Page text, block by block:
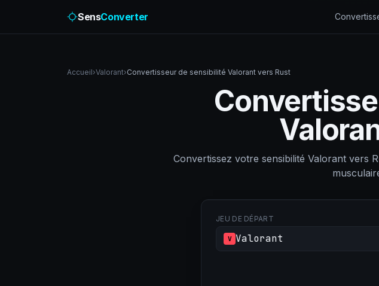
SensConverter
Accueil›Valorant›Convertisseur de sensibilité Valorant vers Rust
Convertissez votre sensibilité Valorant vers
JEU DE DÉPART
V Valorant